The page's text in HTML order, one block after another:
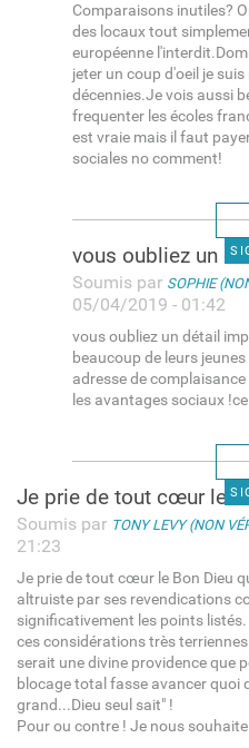
Comparaisons inutiles?
des locaux tout
européenne
jeter un coup d'oeil je suis
décennies.Je vois aussi
frequenter les écoles
est vraie mais il faut
sociales no comment!
vous oubliez un
Soumis par SOPHIE
05/04/2019 - 01:42
vous oubliez un détail
beaucoup de leurs
adresse de
les avantages sociaux
Je prie de tout cœur le
Soumis par TONY LEVY (NON
21:23
Je prie de tout cœur le Bon Dieu
altruiste par ses revendications
significativement les points
ces considérations très
serait une divine providence que
blocage total fasse avancer quoi
grand...Dieu seul sait" !
Pour ou contre ! Je nous souhaite